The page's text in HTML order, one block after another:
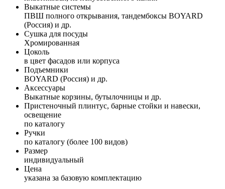
Выкатные системы
ПВШ полного открывания, тандембоксы BOYARD
(Россия) и др.
Сушка для посуды
Хромированная
Цоколь
в цвет фасадов или корпуса
Подъемники
BOYARD (Россия) и др.
Аксессуары
Выкатные корзины, бутылочницы и др.
Пристеночный плинтус, барные стойки и навески,
освещение
по каталогу
Ручки
по каталогу (более 100 видов)
Размер
индивидуальный
Цена
указана за базовую комплектацию